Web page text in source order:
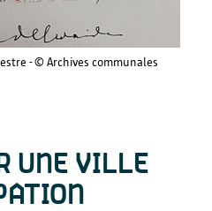
- © Archives communales
UNE VILLE